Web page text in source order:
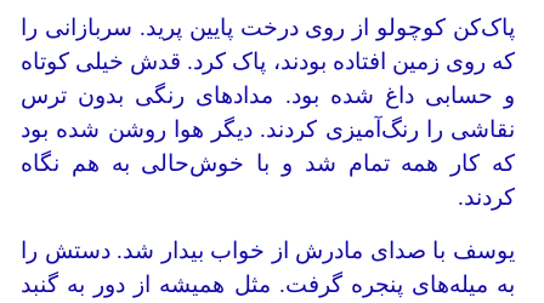
پاک‌کن کوچولو از روی درخت پایین پرید. سربازانی را
که روی زمین افتاده بودند، پاک ‌کرد. قدش خیلی کوتاه
و حسابی داغ شده بود. مدادهای رنگی بدون ترس
نقاشی را رنگ‌آمیزی کردند. دیگر هوا روشن شده بود
که کار همه تمام شد و با خوش‌حالی به هم نگاه
کردند.
یوسف با صدای مادرش از خواب بیدار شد. دستش را
به میله‌های پنجره گرفت. مثل همیشه از دور به گنبد